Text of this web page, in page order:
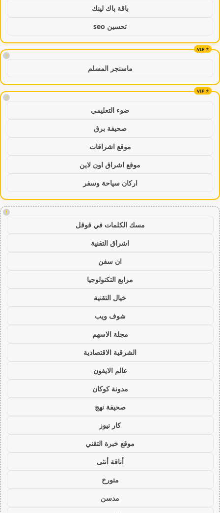
باقة باك لينك
تحسين seo
!
ماسنجر المسلم
!
ضوء التعليمي
صحيفة برق
موقع اشراقات
موقع اشراق اون لاين
اركان سياحة وسفر
!
مسك الكلمات في قوقل
اشراق التقنية
ان سفن
مرابع التكنولوجيا
خيال التقنية
شوف ويب
مجلة الاسهم
الشرقية الاقتصادية
عالم الايفون
مدونة كوكان
صحيفة نهج
كار نيوز
موقع خبرة التقني
أناقة أنثى
متورخ
مدسن